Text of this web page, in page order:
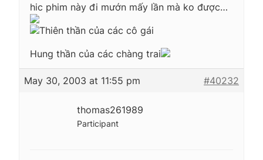
hic phim này đi mướn mấy lần mà ko được…
Thiên thần của các cô gái
Hung thần của các chàng trai
May 30, 2003 at 11:55 pm #40232
thomas261989
Participant